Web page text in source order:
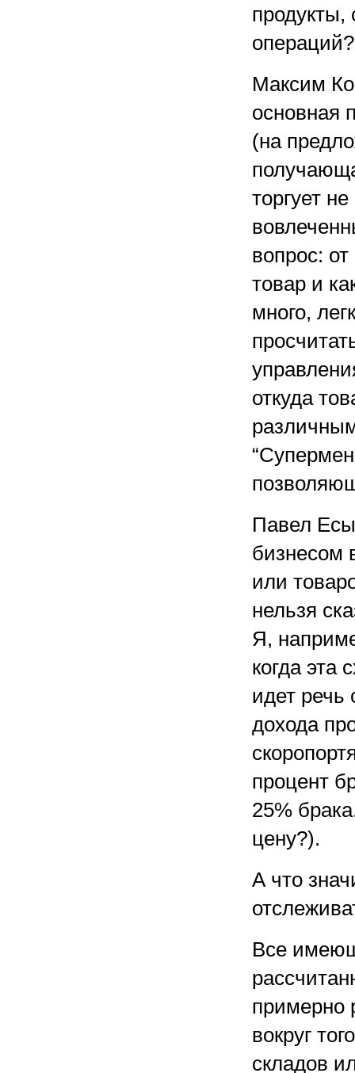
продукты,
операций?
Максим
основная
(на
торгует
вопрос:
товар и
много,
откуда
Павел
бизнесом
или
нельзя
Я,
когда эта
идет речь
дохода
процент
25%
цену?).
А что
Все
примерно
вокруг
складов